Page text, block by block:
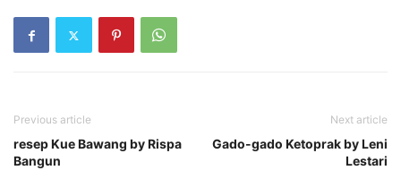
Previous article
resep Kue Bawang by Rispa
Bangun
Next article
Gado-gado Ketoprak by Leni
Lestari